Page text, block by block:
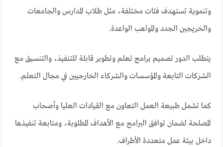
وتنموية تستهدف فئات مختلفة، مثل طلاب المدارس والجامعات
والخريجين الجدد والمواهب الواعدة.
يتطلب الدور تصميم برامج تعلم وتطوير قابلة للتنفيذ، والتنسيق مع
الشركات التابعة والمؤسسات والشركاء الخارجيين في مجال التعلم.
كما تشمل طبيعة العمل التعاون مع القيادات العليا وأصحاب
المصلحة لضمان توافق البرامج مع الأهداف المطلوبة، ومتابعة تنفيذها
داخل بيئة عمل متعددة الأطراف.